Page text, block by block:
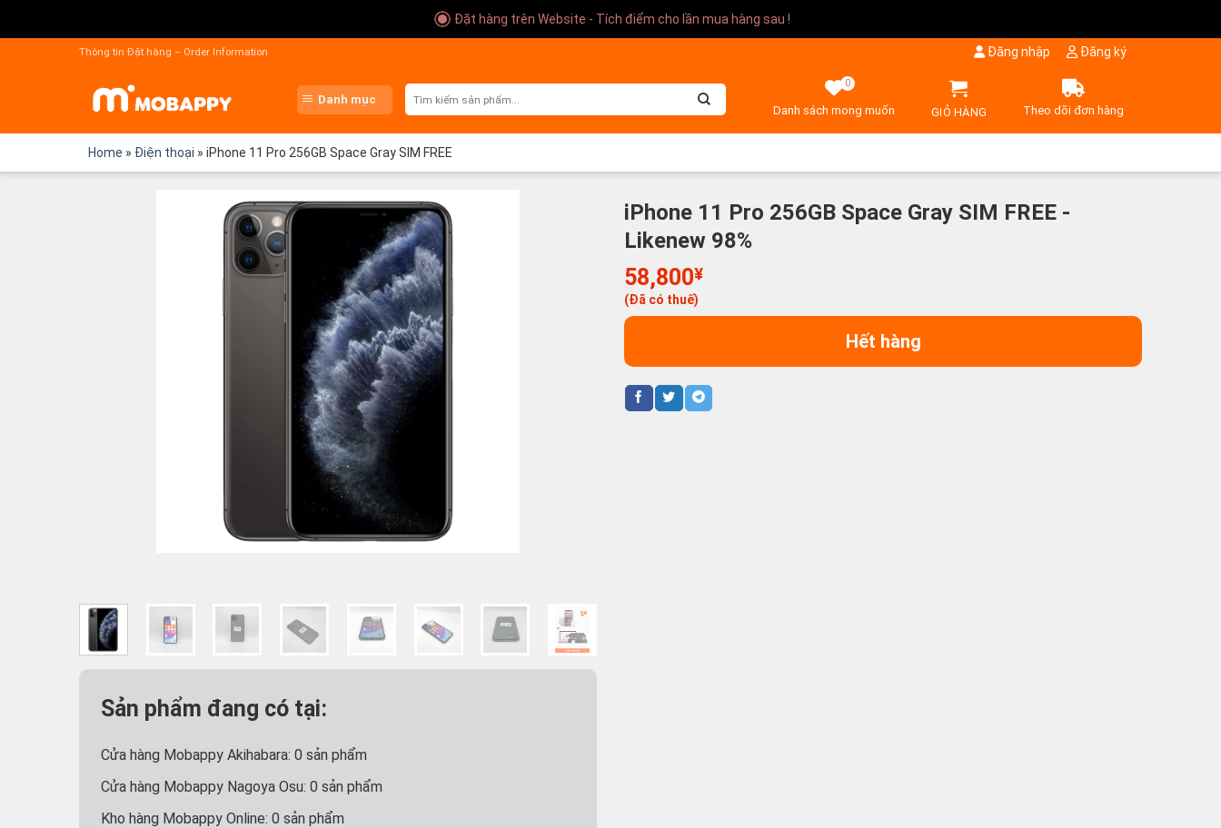
Đặt hàng trên Website - Tích điểm cho lần mua hàng sau !
Thông tin Đặt hàng – Order Information Đăng nhập Đăng ký
Danh mục
0
Danh sách mong muốn GIỎ HÀNG Theo dõi đơn hàng
Home » Điện thoại » iPhone 11 Pro 256GB Space Gray SIM FREE
Sản phẩm đang có tại:
Cửa hàng Mobappy Akihabara: 0 sản phẩm
Cửa hàng Mobappy Nagoya Osu: 0 sản phẩm
Kho hàng Mobappy Online: 0 sản phẩm
iPhone 11 Pro 256GB Space Gray SIM FREE -
Likenew 98%
58,800¥
(Đã có thuế)
Hết hàng